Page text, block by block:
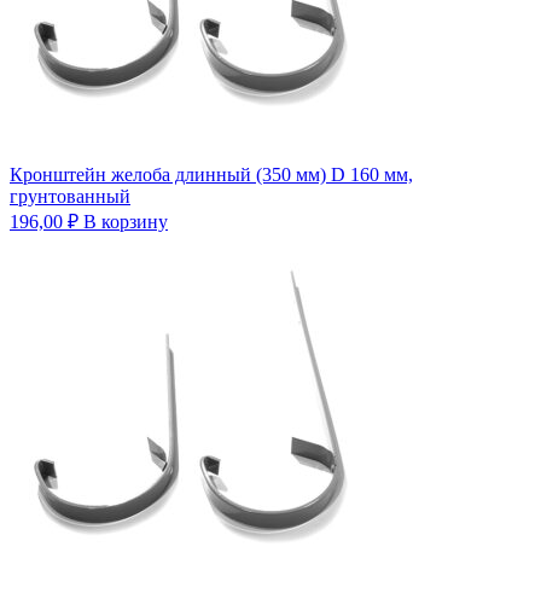
Кронштейн желоба длинный (350 мм) D 160 мм,
грунтованный
196,00 ₽ В корзину